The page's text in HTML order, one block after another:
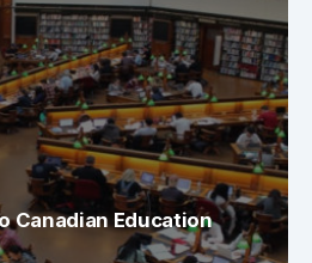
Canadian Education